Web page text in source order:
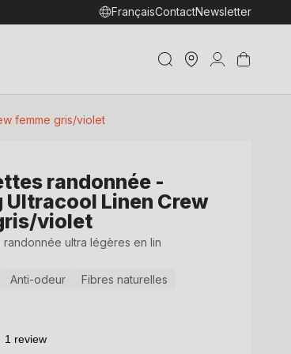
FrançaisContactNewsletter
Trouver
un shop
Connexion
Panier
femme gris/violet
randonnée -
Ultracool Linen Crew
violet
randonnée ultra légères en lin
Anti-odeur
Fibres naturelles
1 review